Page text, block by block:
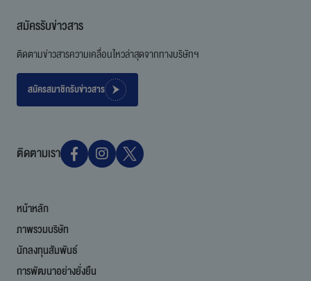
สมัครรับข่าวสาร
ติดตามข่าวสารความเคลื่อนไหวล่าสุดจากทางบริษัทฯ
สมัครสมาชิกรับข่าวสาร
ติดตามเรา
หน้าหลัก
ภาพรวมบริษัท
นักลงทุนสัมพันธ์
การพัฒนาอย่างยั่งยืน